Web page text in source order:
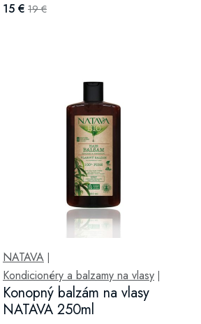
15 € 19 €
NATAVA|
Kondicionéry a balzamy na vlasy|
Konopný balzám na vlasy
NATAVA 250ml